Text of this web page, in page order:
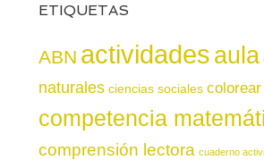
ETIQUETAS
ABN actividadesaula
naturales ciencias sociales colorear
competencia
comprensión lectora cuaderno